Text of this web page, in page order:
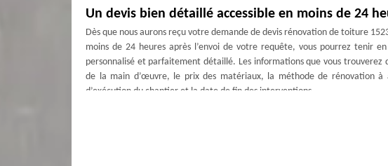
Un devis bien détaillé accessible en moins de 24
Dès que nous aurons reçu votre demande de devis rénovation de toiture
moins de 24 heures après l’envoi de votre requête, vous pourrez tenir
personnalisé et parfaitement détaillé. Les informations que vous
de la main d’œuvre, le prix des matériaux, la méthode de rénovation
d’exécution du chantier et la date de fin des interventions.